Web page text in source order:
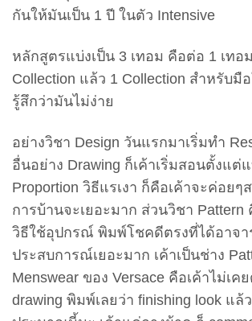
กันให้มันเป็น 1 ปี ในตัว Intensive
หลักสูตรแบ่งเป็น 3 เทอม คือต่อ 1 เทอ
Collection แล้ว 1 Collection สำหรับมื
รู้สึกว่ามันไม่ง่าย
อย่างวิชา Design วันแรกมาเริ่มทำ
อื่นอย่าง Drawing ก็เค้าเริ่มสอนตั้งแต่
Proportion วิธีแรเงา ก็คือเค้าจะค่อยๆ
การบ้านจะเยอะมาก ส่วนวิชา
วิธีใช้อุปกรณ์ พิมพ์โชคดีตรงที่ได้อาจา
ประสบการณ์เยอะมาก เค้าเป็นช่าง
Menswear ของ Versace คือเค้าไม่เค
drawing พิมพ์เลยว่า finishing look แล้